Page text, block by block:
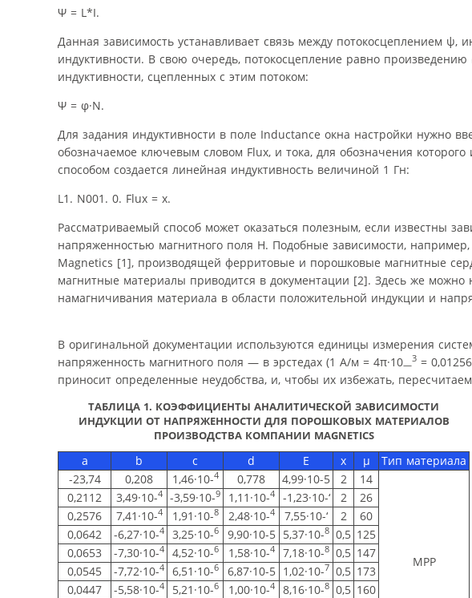
Ψ = L*I.
Данная зависимость устанавливает связь между потокосцеплением
индуктивности. В свою очередь, потокосцепление равно
индуктивности, сцепленных с этим потоком:
Ψ = φ·Ν.
Для задания индуктивности в поле Inductance окна настройки нужно
обозначаемое ключевым словом Flux, и тока, для обозначения
способом создается линейная индуктивность величиной 1 Гн:
L1. N001. 0. Flux = x.
Рассматриваемый способ может оказаться полезным, если известны
напряженностью магнитного поля H. Подобные зависимости,
Magnetics [1], производящей ферритовые и порошковые магнитные
магнитные материалы приводится в документации [2]. Здесь же
намагничивания материала в области положительной индукции и
В оригинальной документации используются единицы измерения
напряженность магнитного поля — в эрстедах (1 А/м = 4π·10—
3 =
приносит определенные неудобства, и, чтобы их избежать,
ТАБЛИЦА 1. КОЭФФИЦИЕНТЫ АНАЛИТИЧЕСКОЙ ЗАВИСИМОСТИ
ИНДУКЦИИ ОТ НАПРЯЖЕННОСТИ ДЛЯ ПОРОШКОВЫХ МАТЕРИАЛОВ
ПРОИЗВОДСТВА КОМПАНИИ MAGNETICS
a b c d E x μ
Тип материала
-23,74
0,208 1,46·10-4 0,778 4,99·10-5 2 14
MPP
0,2112 3,49·10-4 -3,59·10-9 1,11·10-4 -1,23·10-‘ 2
26
0,2576
7,41·10-4 1,91·10-8 2,48·10-4 7,55·10-‘ 2
60
0,0642
-6,27·10-4 3,25·10-6 9,90·10-5 5,37·10-8 0,5 125
0,0653
-7,30·10-4 4,52·10-6 1,58·10-4 7,18·10-8 0,5 147
0,0545
-7,72·10-4 6,51·10-6 6,87·10-5 1,02·10-7 0,5 173
0,0447
-5,58·10-4 5,21·10-6 1,00·10-4 8,16·10-8 0,5 160